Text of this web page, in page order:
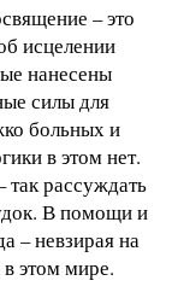
– это
исцелении
нанесены
силы для
больных и
в этом нет.
так рассуждать
В помощи и
– невзирая на
этом мире.